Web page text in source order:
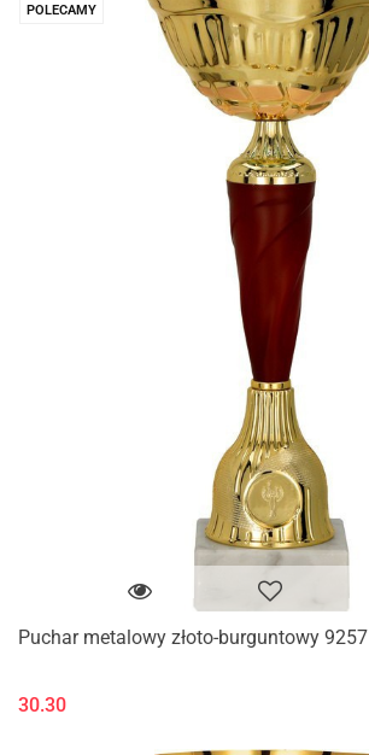
POLECAMY
Puchar metalowy złoto-burguntowy 9257
30.30